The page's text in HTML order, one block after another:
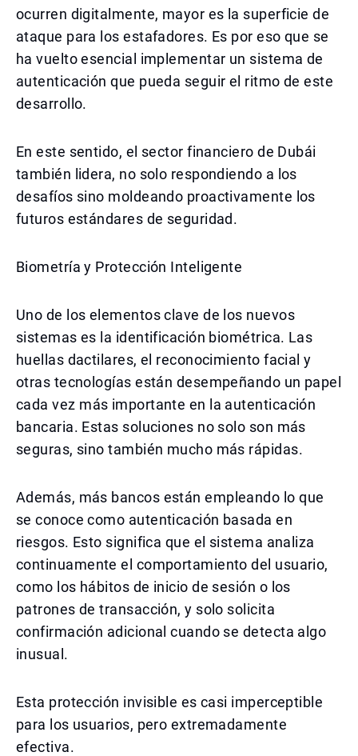
ocurren digitalmente, mayor es la superficie de
ataque para los estafadores. Es por eso que se
ha vuelto esencial implementar un sistema de
autenticación que pueda seguir el ritmo de este
desarrollo.
En este sentido, el sector financiero de Dubái
también lidera, no solo respondiendo a los
desafíos sino moldeando proactivamente los
futuros estándares de seguridad.
Biometría y Protección Inteligente
Uno de los elementos clave de los nuevos
sistemas es la identificación biométrica. Las
huellas dactilares, el reconocimiento facial y
otras tecnologías están desempeñando un papel
cada vez más importante en la autenticación
bancaria. Estas soluciones no solo son más
seguras, sino también mucho más rápidas.
Además, más bancos están empleando lo que
se conoce como autenticación basada en
riesgos. Esto significa que el sistema analiza
continuamente el comportamiento del usuario,
como los hábitos de inicio de sesión o los
patrones de transacción, y solo solicita
confirmación adicional cuando se detecta algo
inusual.
Esta protección invisible es casi imperceptible
para los usuarios, pero extremadamente
efectiva.